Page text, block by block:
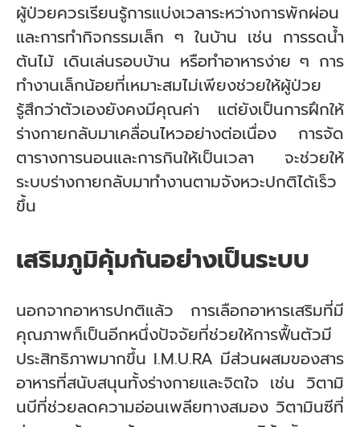
ผู้ป่วยควรเรียนรู้การแบ่งเวลาระหว่างการพักผ่อน
และการทำกิจกรรมเล็ก ๆ ในบ้าน เช่น การรดน้ำ
ต้นไม้ เดินเล่นรอบบ้าน หรือทำอาหารง่าย ๆ การ
ทำงานเล็กน้อยที่เหมาะสมไม่เพียงช่วยให้ผู้ป่วย
รู้สึกว่าตัวเองยังคงมีคุณค่า แต่ยังเป็นการฝึกให้
ร่างกายกลับมาเคลื่อนไหวอย่างต่อเนื่อง การจัด
ตารางการนอนและการกินให้เป็นเวลา จะช่วยให้
ระบบร่างกายกลับมาทำงานตามจังหวะปกติได้เร็ว
ขึ้น
เสริมภูมิคุ้มกันอย่างเป็นระบบ
นอกจากอาหารปกติแล้ว การเลือกอาหารเสริมที่มี
คุณภาพก็เป็นอีกหนึ่งปัจจัยที่ช่วยให้การฟื้นตัวมี
ประสิทธิภาพมากขึ้น I.M.U.RA มีส่วนผสมของสาร
อาหารที่สนับสนุนทั้งร่างกายและจิตใจ เช่น วิตามิ
นบีที่ช่วยลดความอ่อนเพลียทางสมอง วิตามินซีที่